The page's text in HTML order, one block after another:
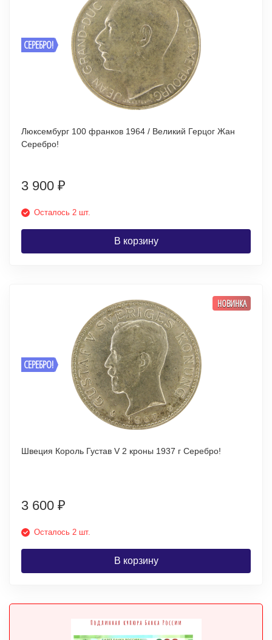
СЕРЕБРО!
Люксембург 100 франков 1964 / Великий Герцог Жан
Серебро!
3 900 ₽
Осталось 2 шт.
В корзину
СЕРЕБРО!
НОВИНКА
Швеция Король Густав V 2 кроны 1937 г Серебро!
3 600 ₽
Осталось 2 шт.
В корзину